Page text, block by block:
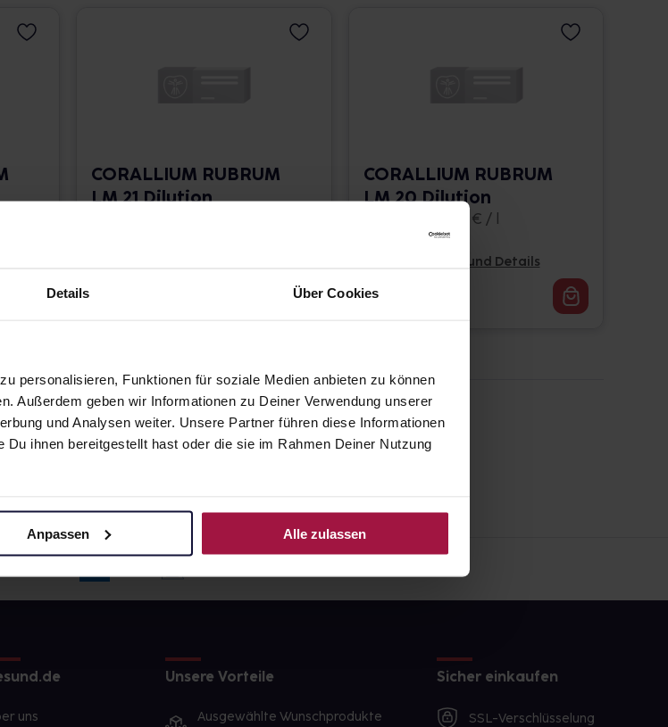
Details Über Cookies
personalisieren, Funktionen für soziale Medien anbieten zu können
Außerdem geben wir Informationen zu Deiner Verwendung unserer
und Analysen weiter. Unsere Partner führen diese Informationen
ihnen bereitgestellt hast oder die sie im Rahmen Deiner Nutzung
Anpassen Alle zulassen
CORALLIUM RUBRUM
LM 21 Dilution
CORALLIUM RUBRUM
LM 20 Dilution
10 ml • 1.662,00 € / l
Pflichtangaben und Details
16,62
uns
Unsere Vorteile
Ausgewählte Wunschprodukte
Sicher einkaufen
SSL-Verschlüsselung